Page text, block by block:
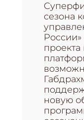
сезона
новую